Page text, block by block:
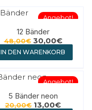
Angebot!
12 Bänder
48,00€ 30,00€
IN DEN WARENKORB
Angebot!
5 Bänder neon
20,00€ 13,00€